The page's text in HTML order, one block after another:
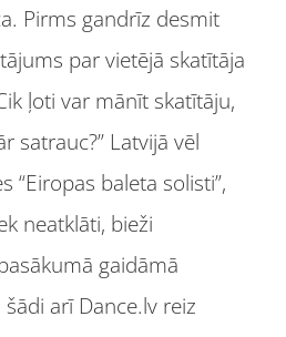
Pirms gandrīz desmit
par vietējā skatītāja
ļoti var mānīt skatītāju,
satrauc?” Latvijā vēl
“Eiropas baleta solisti”,
neatklāti, bieži
gaidāmā
arī Dance.lv reiz